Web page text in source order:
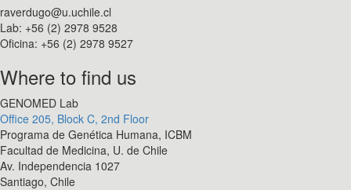
raverdugo@u.uchile.cl
Lab: +56 (2) 2978 9528
Oficina: +56 (2) 2978 9527
Where to find us
GENOMED Lab
Office 205, Block C, 2nd Floor
Programa de Genética Humana, ICBM
Facultad de Medicina, U. de Chile
Av. Independencia 1027
Santiago, Chile